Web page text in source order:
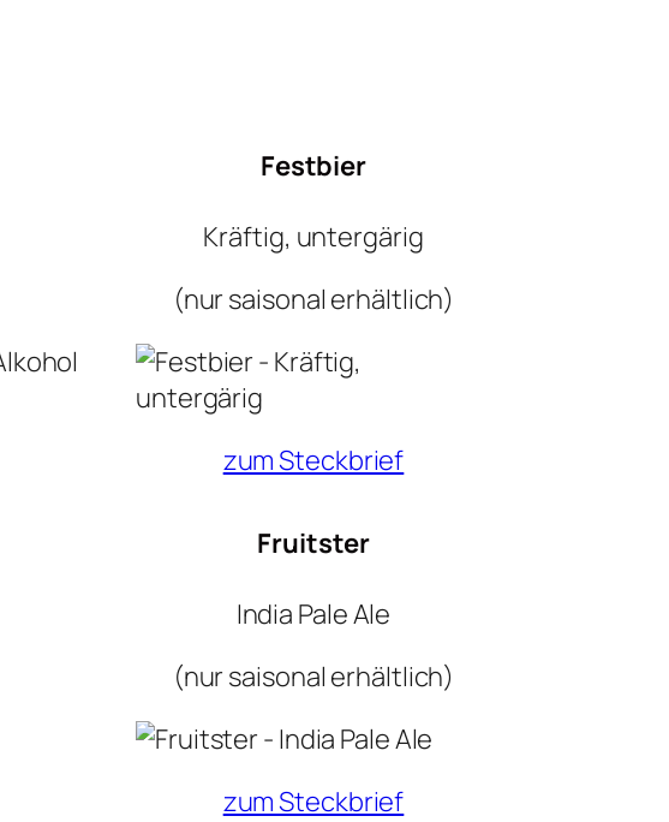
Festbier
Kräftig, untergärig
(nur saisonal erhältlich)
zum Steckbrief
Fruitster
India Pale Ale
(nur saisonal erhältlich)
zum Steckbrief